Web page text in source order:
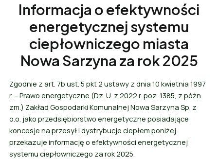
Informacja o efektywności
energetycznej systemu
ciepłowniczego miasta
Nowa Sarzyna za rok 2025
Zgodnie z art. 7b ust. 5 pkt 2 ustawy z dnia 10 kwietnia 1997
r. – Prawo energetyczne (Dz. U. z 2022 r. poz. 1385, z późn.
zm.) Zakład Gospodarki Komunalnej Nowa Sarzyna Sp. z
o.o. jako przedsiębiorstwo energetyczne posiadające
koncesje na przesył i dystrybucje ciepłem poniżej
przekazuje informację o efektywności energetycznej
systemu ciepłowniczego za rok 2025.